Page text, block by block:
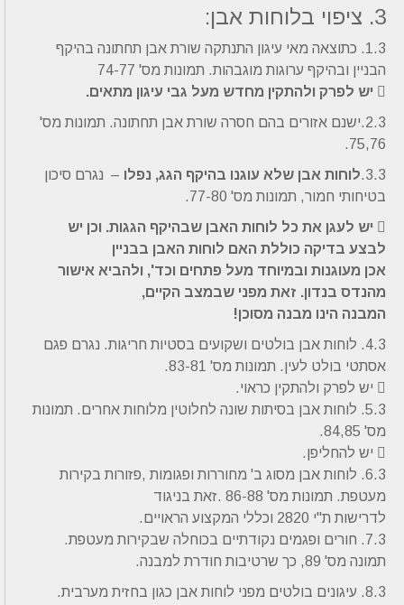
3. ציפוי בלוחות אבן:
1.3. כתוצאה מאי עיגון התנתקה שורת אבן תחתונה בהיקף
הבניין ובהיקף ערוגות מוגבהות. תמונות מס' 74-77
 יש לפרק ולהתקין מחדש מעל גבי עיגון מתאים.
2.3.ישנם אזורים בהם חסרה שורת אבן תחתונה. תמונות מס'
75,76.
3.3. לוחות אבן שלא עוגנו בהיקף הגג, נפלו – נגרם סיכון
בטיחותי חמור, תמונות מס' 77-80.
 יש לעגן את כל לוחות האבן שבהיקף הגגות. וכן יש
לבצע בדיקה כוללת האם לוחות האבן בבניין
אכן מעוגנות ובמיוחד מעל פתחים וכד', ולהביא אישור
מהנדס בנדון. זאת מפני שבמצב הקיים,
המבנה הינו מבנה מסוכן!
4.3. לוחות אבן בולטים ושקועים בסטיות חריגות. נגרם פגם
אסתטי בולט לעין. תמונות מס' 83-81.
 יש לפרק ולהתקין כראוי.
5.3. לוחות אבן בסיתות שונה לחלוטין מלוחות אחרים. תמונות
מס' 84,85.
 יש להחליפן.
6.3. לוחות אבן מסוג ב' מחוררות ופגומות ,פזורות בקירות
מעטפת. תמונות מס' 86-88 .זאת בניגוד
לדרישות ת"י 2820 וכללי המקצוע הראויים.
7.3. חורים ופגמים נקודתיים בכוחלה שבקירות מעטפת.
תמונה מס' 89, כך שרטיבות חודרת למבנה.
8.3. עיגונים בולטים מפני לוחות אבן כגון בחזית מערבית.